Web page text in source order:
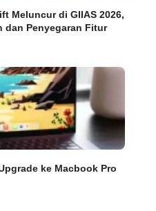
Meluncur di GIIAS 2026,
dan Penyegaran Fitur
ke Macbook Pro